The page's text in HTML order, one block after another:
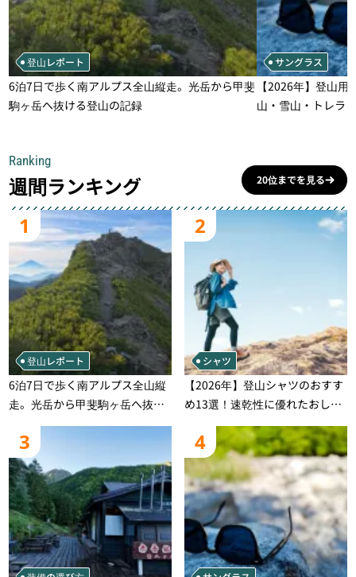
登山レポート
6泊7日で歩く南アルプス全山縦走。光岳から甲斐
駒ヶ岳へ抜ける登山の記録
サングラス
【2026年】登山
山・雪山・トレラ
Ranking
週間ランキング 20位までを見る
1
登山レポート
6泊7日で歩く南アルプス全山縦
走。光岳から甲斐駒ヶ岳へ抜け
る登山の記録
2
シャツ
【2026年】登山シャツのおすす
め13選！速乾性に優れたおしゃ
れなモデルを徹底紹介！
3 4